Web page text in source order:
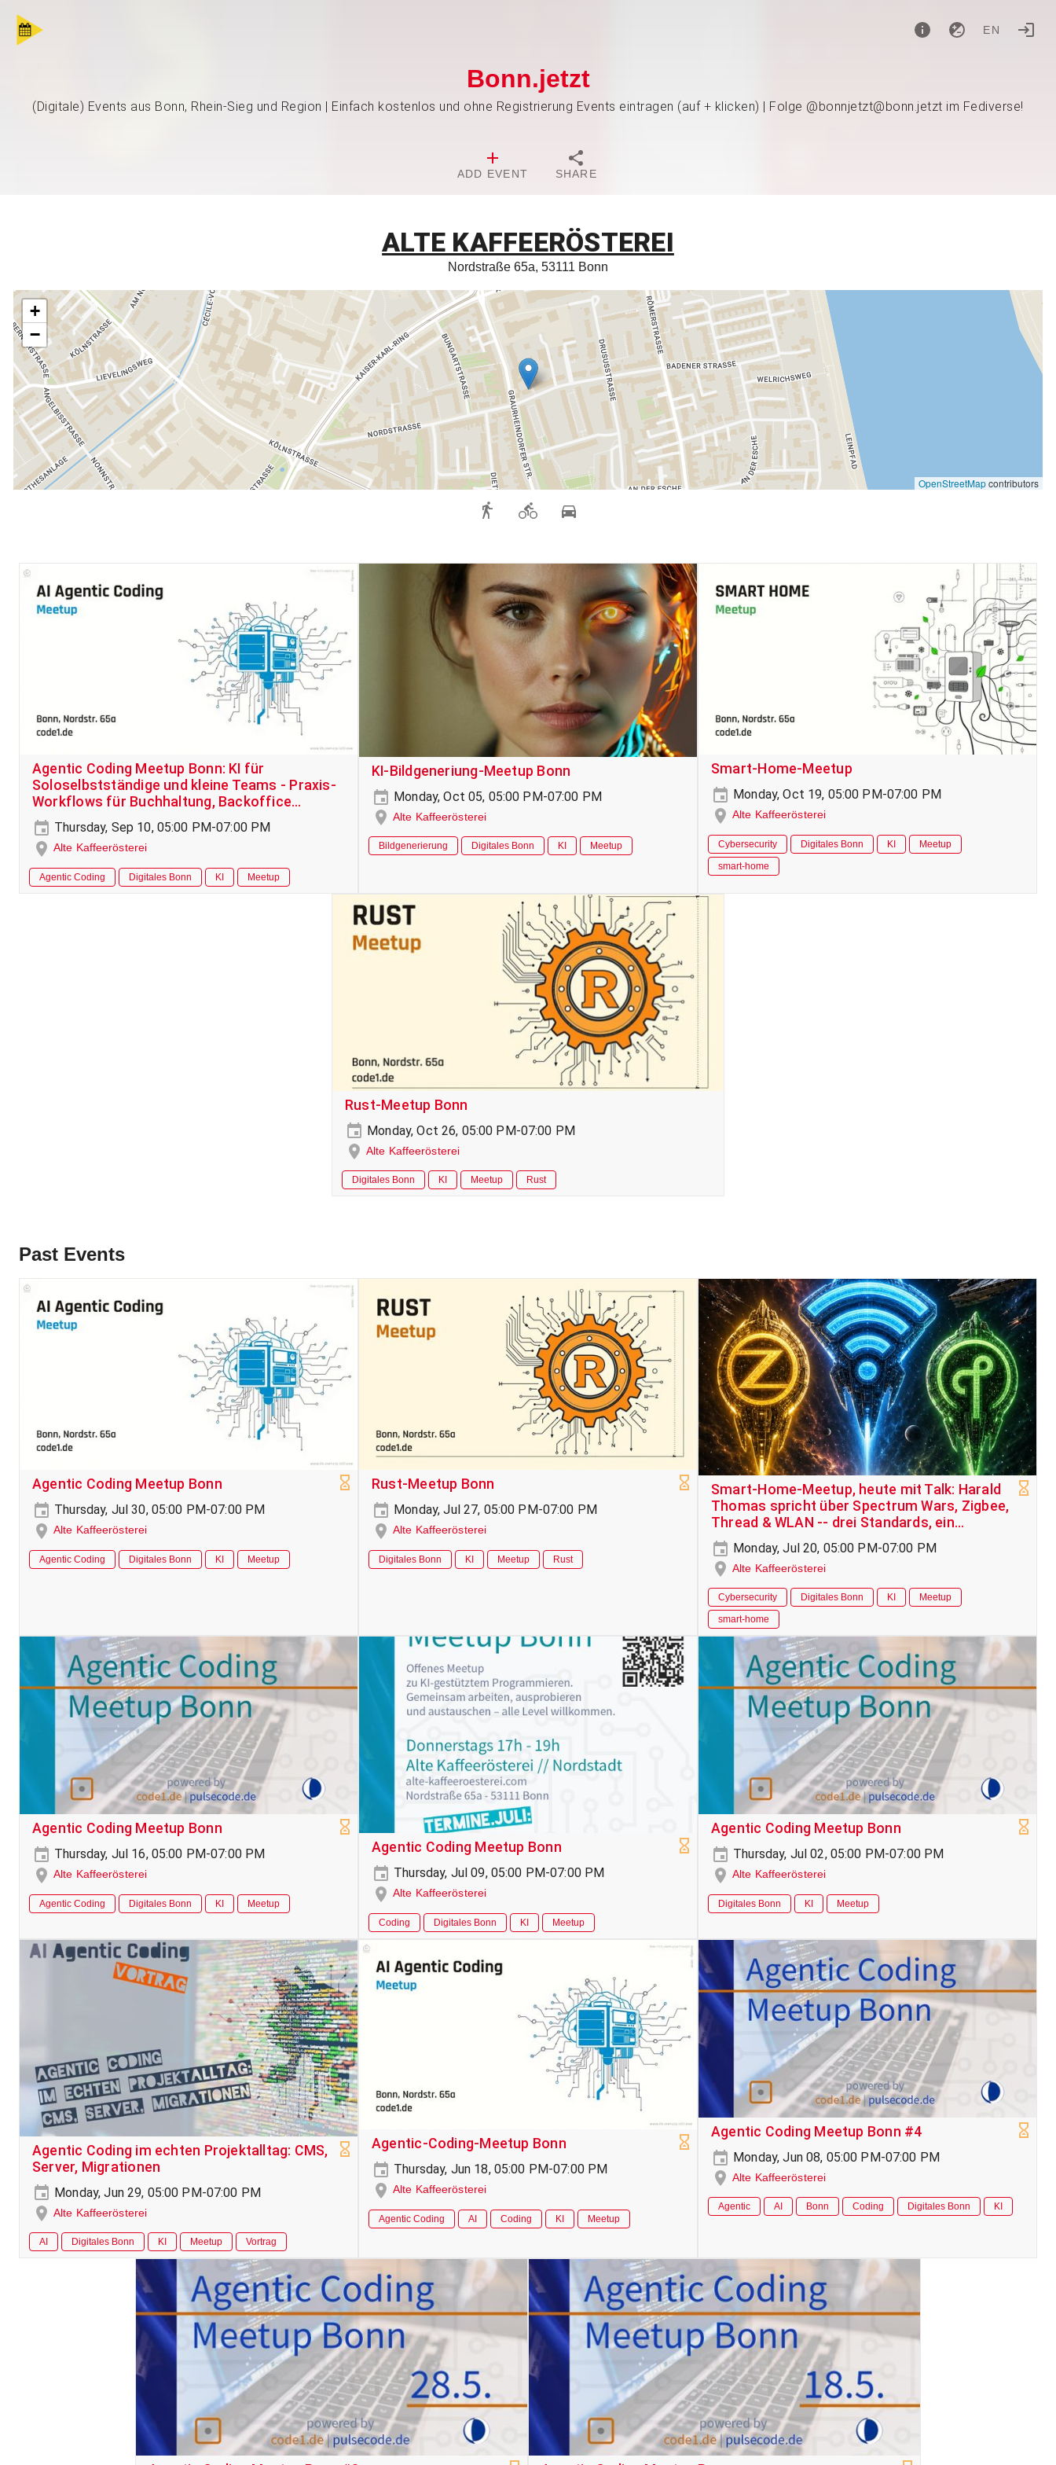
EN
Bonn.jetzt
(Digitale) Events aus Bonn, Rhein-Sieg und Region | Einfach kostenlos und ohne Registrierung Events eintragen (auf + klicken) | Folge @bonnjetzt@bonn.jetzt im Fediverse!
ADD EVENT SHARE
ALTE KAFFEERÖSTEREI
Nordstraße 65a, 53111 Bonn
+
−
OpenStreetMapcontributors
Agentic Coding Meetup Bonn: KI für
Soloselbstständige und kleine Teams - Praxis-
Workflows für Buchhaltung, Backoffice
Vertrieb & Co
Thursday, Sep 10, 05:00 PM-07:00 PM
Alte Kaffeerösterei
Agentic Coding Digitales Bonn KI Meetup
KI-Bildgeneriung-Meetup Bonn
Monday, Oct 05, 05:00 PM-07:00 PM
Alte Kaffeerösterei
Bildgenerierung Digitales Bonn KI Meetup
Smart-Home-Meetup
Monday, Oct 19, 05:00 PM-07:00 PM
Alte Kaffeerösterei
Cybersecurity Digitales Bonn KI
Meetup
smart-home
Rust-Meetup Bonn
Monday, Oct 26, 05:00 PM-07:00 PM
Alte Kaffeerösterei
Digitales Bonn KI Meetup Rust
Past Events
Agentic Coding Meetup Bonn
Thursday, Jul 30, 05:00 PM-07:00 PM
Alte Kaffeerösterei
Agentic Coding Digitales Bonn KI Meetup
Rust-Meetup Bonn
Monday, Jul 27, 05:00 PM-07:00 PM
Alte Kaffeerösterei
Digitales Bonn KI Meetup Rust
Smart-Home-Meetup, heute mit Talk: Harald
Thomas spricht über Spectrum Wars, Zigbee,
Thread & WLAN -- drei Standards, ein
Frequenzband
Monday, Jul 20, 05:00 PM-07:00 PM
Alte Kaffeerösterei
Cybersecurity Digitales Bonn KI
Meetup
smart-home
Agentic Coding Meetup Bonn
Thursday, Jul 16, 05:00 PM-07:00 PM
Alte Kaffeerösterei
Agentic Coding Digitales Bonn KI Meetup
Agentic Coding Meetup Bonn
Thursday, Jul 09, 05:00 PM-07:00 PM
Alte Kaffeerösterei
Coding Digitales Bonn KI Meetup
Agentic Coding Meetup Bonn
Thursday, Jul 02, 05:00 PM-07:00 PM
Alte Kaffeerösterei
Digitales Bonn KI Meetup
Agentic Coding im echten Projektalltag: CMS,
Server, Migrationen
Monday, Jun 29, 05:00 PM-07:00 PM
Alte Kaffeerösterei
AI Digitales Bonn KI Meetup Vortrag
Agentic-Coding-Meetup Bonn
Thursday, Jun 18, 05:00 PM-07:00 PM
Alte Kaffeerösterei
Agentic Coding AI Coding KI Meetup
Agentic Coding Meetup Bonn #4
Monday, Jun 08, 05:00 PM-07:00 PM
Alte Kaffeerösterei
Agentic AI Bonn Coding Digitales Bonn KI